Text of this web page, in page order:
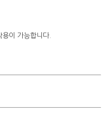
이 가능합니다.